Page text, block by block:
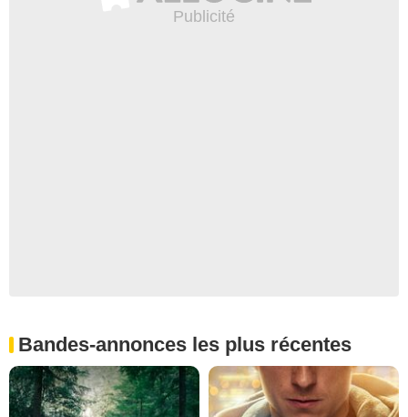
Bandes-annonces les plus récentes